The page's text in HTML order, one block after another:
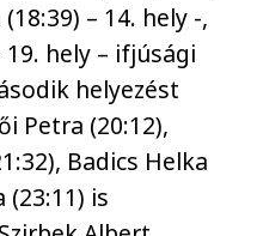
– 14. hely -,
hely – ifjúsági
helyezést
Petra (20:12),
Badics Helka
(23:11) is